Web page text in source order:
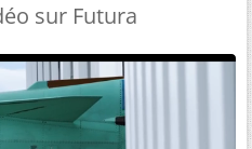
sur Futura